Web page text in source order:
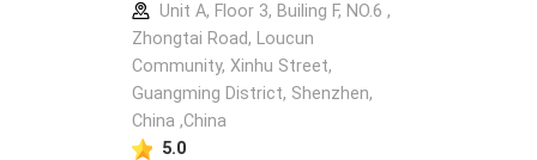
Unit A, Floor 3, Builing F, NO.6 ,
Zhongtai Road, Loucun
Community, Xinhu Street,
Guangming District, Shenzhen,
China ,China
5.0